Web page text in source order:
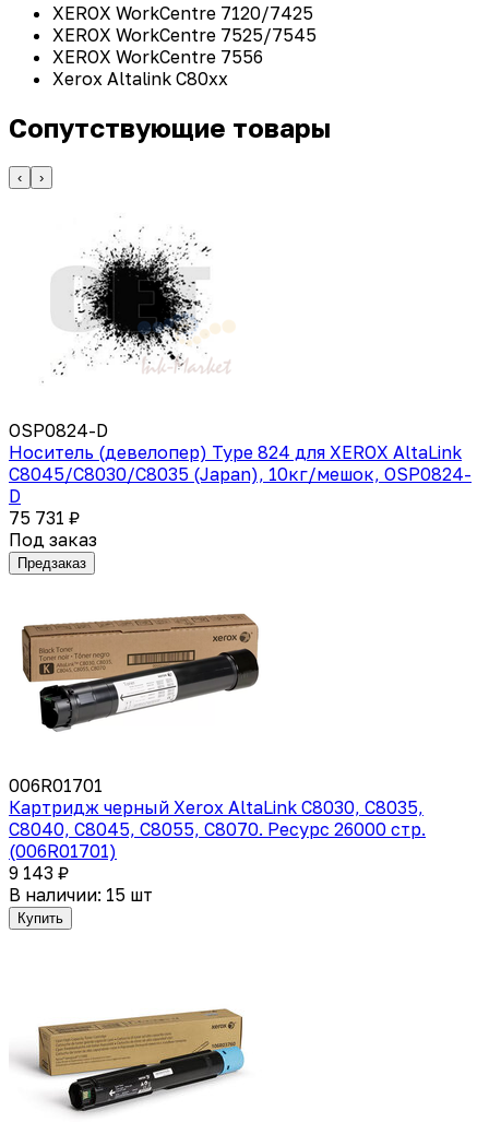
XEROX WorkCentre 7120/7425
XEROX WorkCentre 7525/7545
XEROX WorkCentre 7556
Xerox Altalink C80xx
Сопутствующие товары
‹ ›
OSP0824-D
Носитель (девелопер) Type 824 для XEROX AltaLink
C8045/C8030/C8035 (Japan), 10кг/мешок, OSP0824-
D
75 731 ₽
Под заказ
Предзаказ
006R01701
Картридж черный Xerox AltaLink C8030, C8035,
C8040, C8045, C8055, C8070. Ресурс 26000 стр.
(006R01701)
9 143 ₽
В наличии: 15 шт
Купить